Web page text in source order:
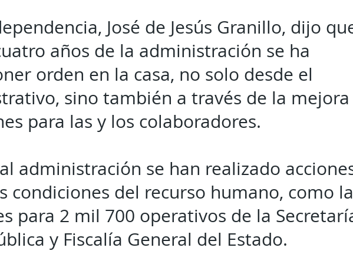
José de Jesús Granillo, dijo
años de la administración se ha
orden en la casa, no solo desde el
sino también a través de la mejora
para las y los colaboradores.
administración se han realizado
condiciones del recurso humano, como la
para 2 mil 700 operativos de la
y Fiscalía General del Estado.